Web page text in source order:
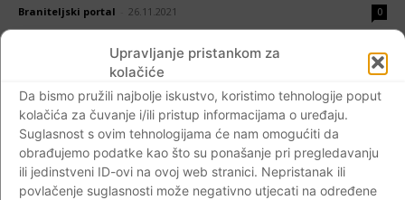
Upravljanje pristankom za
kolačiće
Da bismo pružili najbolje iskustvo, koristimo tehnologije poput
kolačića za čuvanje i/ili pristup informacijama o uređaju.
Suglasnost s ovim tehnologijama će nam omogućiti da
obrađujemo podatke kao što su ponašanje pri pregledavanju
ili jedinstveni ID-ovi na ovoj web stranici. Nepristanak ili
povlačenje suglasnosti može negativno utjecati na određene
Braniteljski portal 26.11.2021 0
AKTUALNO
Po čijem su “nalogu” hrvatski branitelji
ušutjeli? Jesu li i pobjednici odustali od
svoje Hrvatske?
Braniteljski portal - 17.07.2020